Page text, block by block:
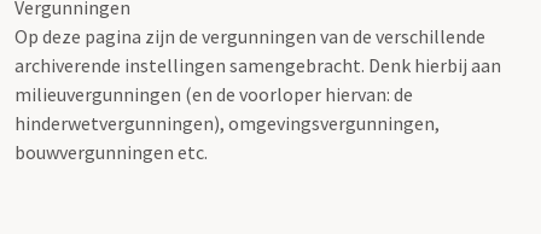
Vergunningen
Op deze pagina zijn de vergunningen van de verschillende
archiverende instellingen samengebracht. Denk hierbij aan
milieuvergunningen (en de voorloper hiervan: de
hinderwetvergunningen), omgevingsvergunningen,
bouwvergunningen etc.